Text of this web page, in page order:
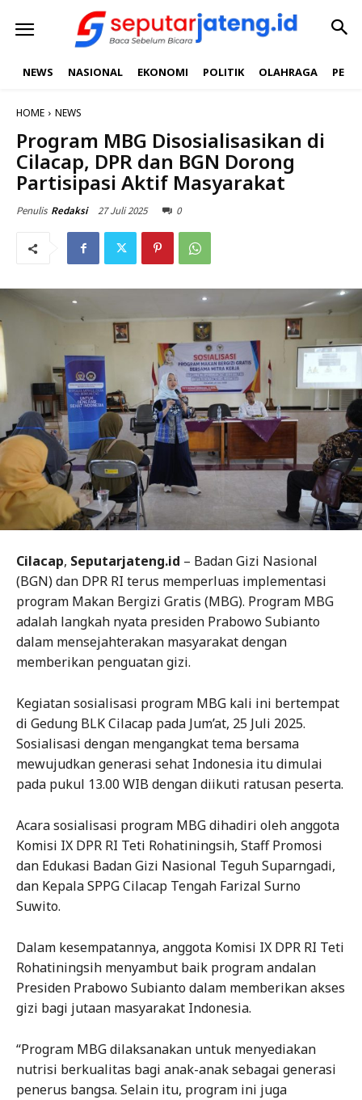
NEWS NASIONAL EKONOMI POLITIK OLAHRAGA
HOME NEWS
Program MBG Disosialisasikan di
Cilacap, DPR dan BGN Dorong
Partisipasi Aktif Masyarakat
Penulis Redaksi 27 Juli 2025 0
Cilacap, Seputarjateng.id – Badan Gizi Nasional
(BGN) dan DPR RI terus memperluas implementasi
program Makan Bergizi Gratis (MBG). Program MBG
adalah langkah nyata presiden Prabowo Subianto
dalam mensejahterakan masyarakat dengan
memberikan penguatan gizi.
Kegiatan sosialisasi program MBG kali ini bertempat
di Gedung BLK Cilacap pada Jum’at, 25 Juli 2025.
Sosialisasi dengan mengangkat tema bersama
mewujudkan generasi sehat Indonesia itu dimulai
pada pukul 13.00 WIB dengan diikuti ratusan peserta.
Acara sosialisasi program MBG dihadiri oleh anggota
Komisi IX DPR RI Teti Rohatiningsih, Staff Promosi
dan Edukasi Badan Gizi Nasional Teguh Suparngadi,
dan Kepala SPPG Cilacap Tengah Farizal Surno
Suwito.
Dalam kesempatannya, anggota Komisi IX DPR RI Teti
Rohatiningsih menyambut baik program andalan
Presiden Prabowo Subianto dalam memberikan akses
gizi bagi jutaan masyarakat Indonesia.
“Program MBG dilaksanakan untuk menyediakan
nutrisi berkualitas bagi anak-anak sebagai generasi
penerus bangsa. Selain itu, program ini juga